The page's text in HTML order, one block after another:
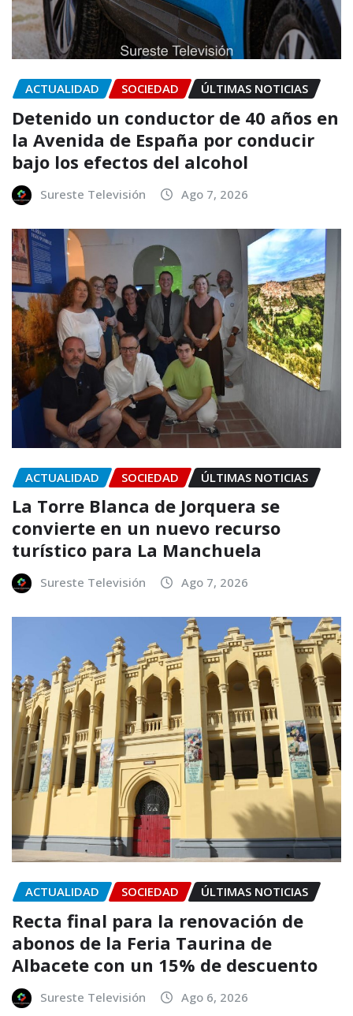
ACTUALIDAD SOCIEDAD ÚLTIMAS NOTICIAS
Detenido un conductor de 40 años en
la Avenida de España por conducir
bajo los efectos del alcohol
Sureste Televisión Ago 7, 2026
ACTUALIDAD SOCIEDAD ÚLTIMAS NOTICIAS
La Torre Blanca de Jorquera se
convierte en un nuevo recurso
turístico para La Manchuela
Sureste Televisión Ago 7, 2026
ACTUALIDAD SOCIEDAD ÚLTIMAS NOTICIAS
Recta final para la renovación de
abonos de la Feria Taurina de
Albacete con un 15% de descuento
Sureste Televisión Ago 6, 2026